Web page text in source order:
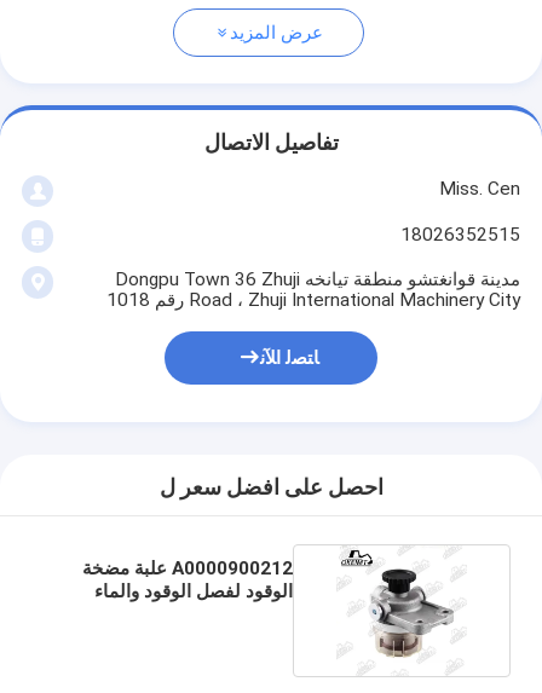
عرض المزيد
تفاصيل الاتصال
Miss. Cen
18026352515
مدينة قوانغتشو منطقة تيانخه Dongpu Town 36 Zhuji
Road ، Zhuji International Machinery City رقم 1018
ﺎﺘﺼﻟ ﺍﻶﻧ
احصل على افضل سعر ل
A0000900212 علبة مضخة
الوقود لفصل الوقود والماء